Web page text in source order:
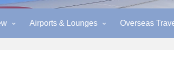
Airports & Lounges Overseas